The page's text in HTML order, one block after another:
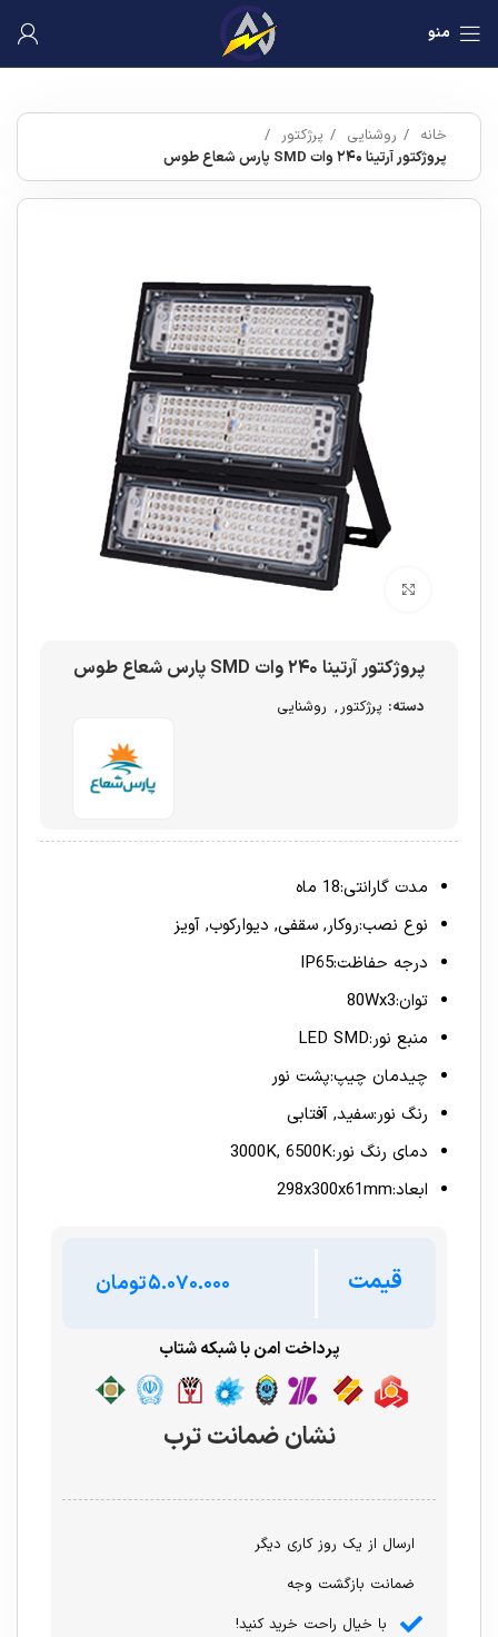
منو
خانه روشنایی
پرژکتور
پروژکتور آرتینا ۲۴۰ وات SMD پارس شعاع طوس
برای بزرگنمایی کلیک کنید
پروژکتور آرتینا ۲۴۰ وات SMD پارس شعاع طوس
دسته: پرژکتور, روشنایی
مدت گارانتی:18 ماه
نوع نصب:روکار, سقفی, دیوارکوب, آویز
درجه حفاظت:IP65
توان:80Wx3
منبع نور:LED SMD
چیدمان چیپ:پشت نور
رنگ نور:سفید, آفتابی
دمای رنگ نور:3000K, 6500K
ابعاد:298x300x61mm
قیمت تومان
پرداخت امن با شبکه شتاب
نشان ضمانت ترب
ارسال از یک روز کاری دیگر
ضمانت بازگشت وجه
با خیال راحت خرید کنید!